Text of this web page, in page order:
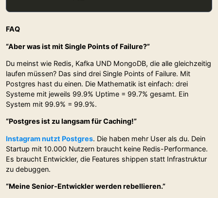
FAQ
“Aber was ist mit Single Points of Failure?”
Du meinst wie Redis, Kafka UND MongoDB, die alle gleichzeitig
laufen müssen? Das sind drei Single Points of Failure. Mit
Postgres hast du einen. Die Mathematik ist einfach: drei
Systeme mit jeweils 99.9% Uptime = 99.7% gesamt. Ein
System mit 99.9% = 99.9%.
“Postgres ist zu langsam für Caching!”
Instagram nutzt Postgres. Die haben mehr User als du. Dein
Startup mit 10.000 Nutzern braucht keine Redis-Performance.
Es braucht Entwickler, die Features shippen statt Infrastruktur
zu debuggen.
“Meine Senior-Entwickler werden rebellieren.”